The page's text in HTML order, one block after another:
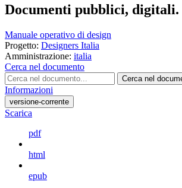
Documenti pubblici, digitali.
Manuale operativo di design
Progetto: Designers Italia
Amministrazione: italia
Cerca nel documento
Cerca nel
Informazioni
versione-corrente
Scarica
pdf
html
epub